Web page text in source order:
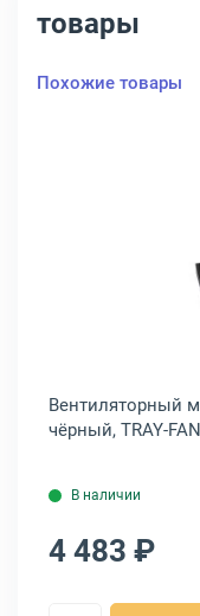
товары
Похожие товары
модуль ЦМО R-
Вентиляторный
чёрный, TRAY-
В наличии
4 483 ₽